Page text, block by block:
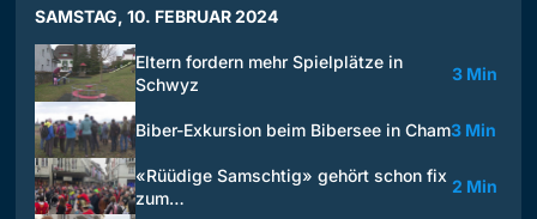
SAMSTAG, 10. FEBRUAR 2024
Eltern fordern mehr Spielplätze in
Schwyz
3 Min
Biber-Exkursion beim Bibersee in Cham3 Min
«Rüüdige Samschtig» gehört schon fix
zum…
2 Min